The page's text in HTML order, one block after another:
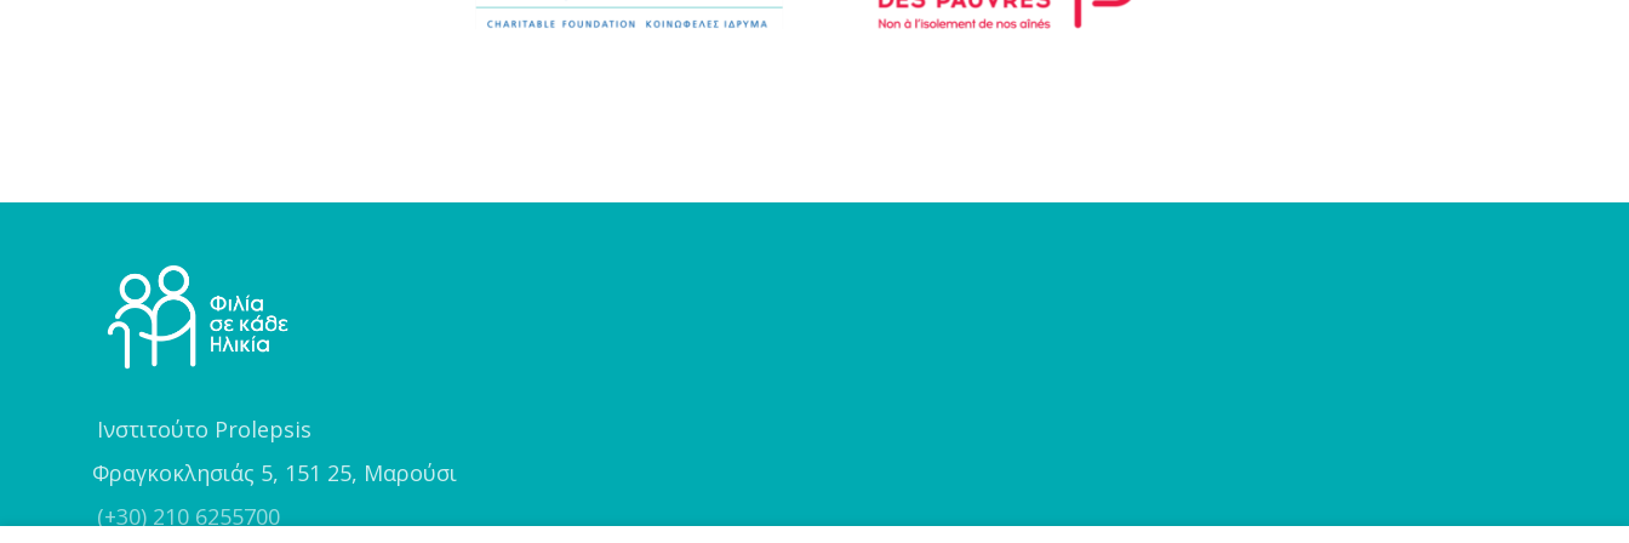
Ινστιτούτο Prolepsis
Φραγκοκλησιάς 5, 151 25, Μαρούσι
(+30) 210 6255700